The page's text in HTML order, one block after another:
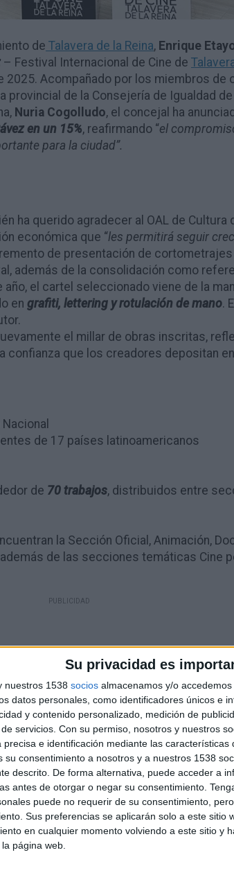
Su privacidad es
nuestros 1538 socios almacenamos y/o
datos personales, como identificadores únicos e
y contenido personalizado, medición de
servicios. Con su permiso, nosotros y nuestros
precisa e identificación mediante las características
su consentimiento a nosotros y a nuestros 1538
descrito. De forma alternativa, puede acceder a
antes de otorgar o negar su consentimiento.
puede no requerir de su consentimiento,
Sus preferencias se aplicarán solo a este sitio
en cualquier momento volviendo a este sitio y
página web.
de Talavera de la Reina, Enrique
– Festival Internacional de Cine de
2025. Acompañado por los miembros de
provincial de la Consejería de Igualdad
Nuria Cogolludo, el concejal ha
en un 15%, reafirmando “el
para la ciudad”.
ha querido agradecer al OAL de Cultura
económica que “les permitirá seguir
de presentación de cortometrajes
además de la consolidación como
el cartel seleccionado viene de la
en grafiti, lettering y rotulación de mano.
el millar de obras inscritas,
confianza que los creadores depositan
de 17 países latinoamericanos
de 70 trabajos, distribuidos entre
la Sección Oficial, Animación,
de las secciones temáticas Cine